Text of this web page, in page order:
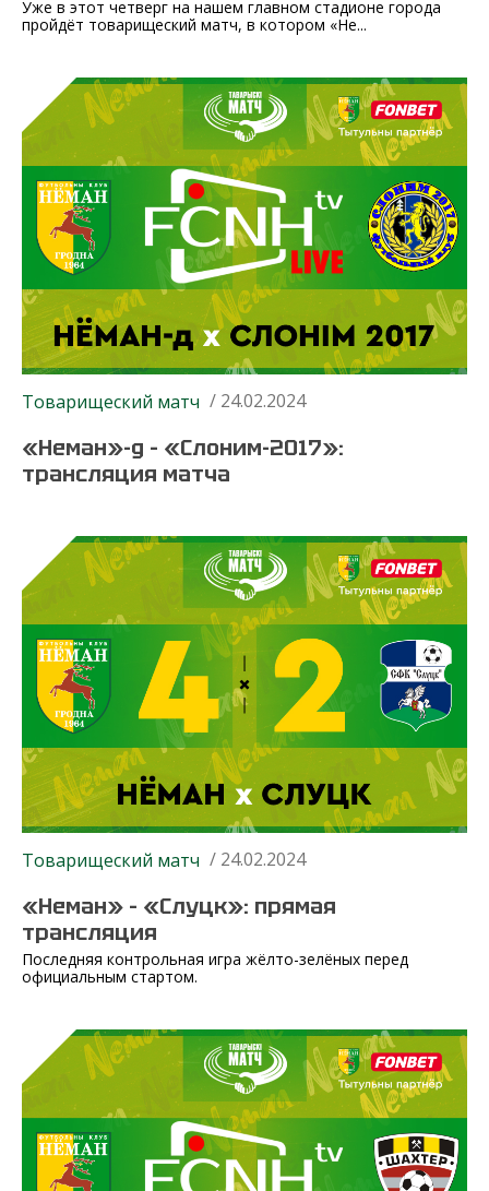
Уже в этот четверг на нашем главном стадионе города
пройдёт товарищеский матч, в котором «Не...
Товарищеский матч / 24.02.2024
«Неман»-д – «Слоним-2017»:
трансляция матча
Товарищеский матч / 24.02.2024
«Неман» – «Слуцк»: прямая
трансляция
Последняя контрольная игра жёлто-зелёных перед
официальным стартом.